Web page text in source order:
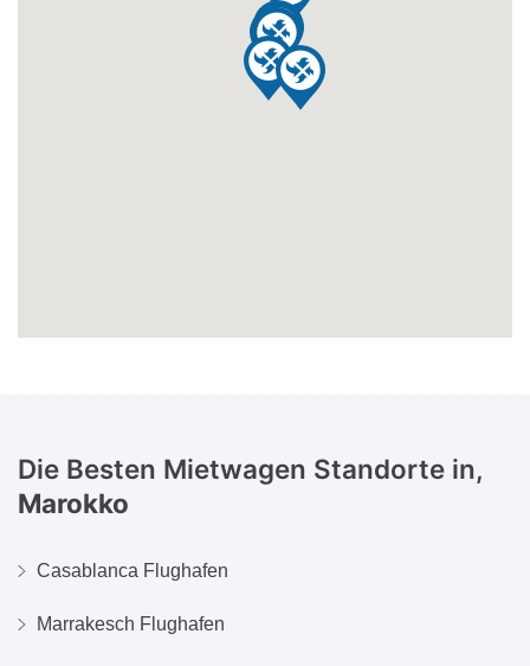
Die Besten Mietwagen Standorte in,
Marokko
Casablanca Flughafen
Marrakesch Flughafen